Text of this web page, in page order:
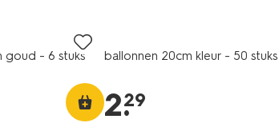
goud - 6 stuks ballonnen 20cm kleur - 50 stuks
2.
29